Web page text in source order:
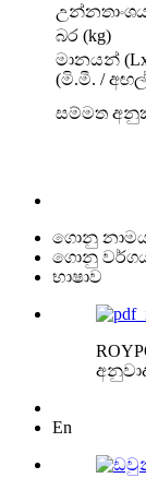
බර (kg)
මානයන්
(මි.මී. /
සම්මත
ගොනු
ගොනු
භාෂාව
En